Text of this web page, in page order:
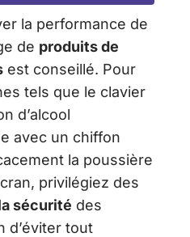
la performance de
de produits de
est conseillé. Pour
tels que le clavier
d’alcool
avec un chiffon
la poussière
privilégiez des
sécurité des
d’éviter tout